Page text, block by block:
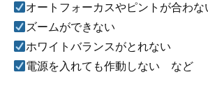
オートフォーカスやピントが合わな
ズームができない
ホワイトバランスがとれない
電源を入れても作動しない など